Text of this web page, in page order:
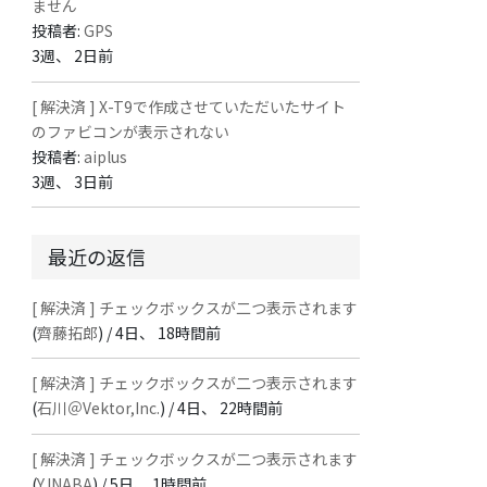
ません
投稿者:GPS
3週、 2日前
[ 解決済 ] X-T9で作成させていただいたサイト
のファビコンが表示されない
投稿者:aiplus
3週、 3日前
最近の返信
[ 解決済 ] チェックボックスが二つ表示されます
(齊藤拓郎) /4日、 18時間前
[ 解決済 ] チェックボックスが二つ表示されます
(石川＠Vektor,Inc.) /4日、 22時間前
[ 解決済 ] チェックボックスが二つ表示されます